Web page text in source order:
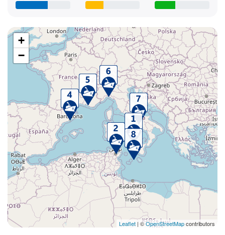
+
−
Leaflet | ©OpenStreetMapcontributors